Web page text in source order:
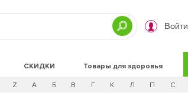
Войти
СКИДКИ Товары для здоровья
Z А Б В Г К Л П С